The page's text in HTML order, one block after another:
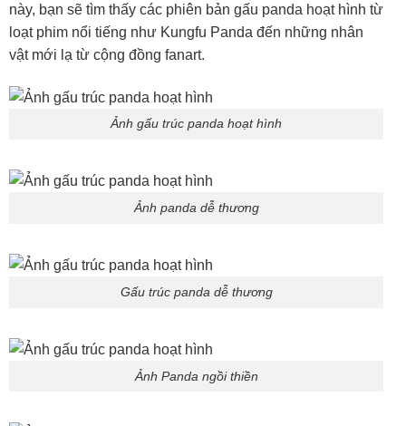
này, bạn sẽ tìm thấy các phiên bản gấu panda hoạt hình từ
loạt phim nổi tiếng như Kungfu Panda đến những nhân
vật mới lạ từ cộng đồng fanart.
Ảnh gấu trúc panda hoạt hình
Ảnh panda dễ thương
Gấu trúc panda dễ thương
Ảnh Panda ngồi thiền